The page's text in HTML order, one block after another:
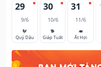
29
9/6
🐓
Quý Dậu
30
10/6
🐕
Giáp Tuất
31
11/6
🐖
Ất Hợi